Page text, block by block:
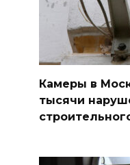
Камеры в
тысячи